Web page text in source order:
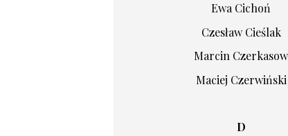
Ewa Cichoń
Czesław Cieślak
Marcin Czerkasow
Maciej Czerwiński
D